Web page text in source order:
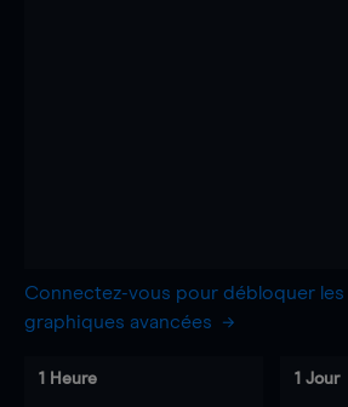
Connectez-vous pour débloquer
graphiques avancées
1 Heure 1 Jour